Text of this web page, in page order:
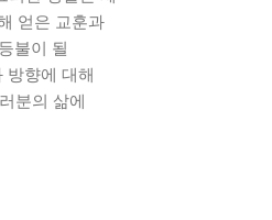
얻은 교훈과
불이 될
방향에 대해
분의 삶에